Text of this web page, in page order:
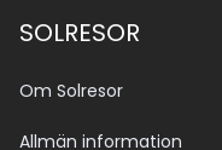
SOLRESOR
Om Solresor
Allmän information